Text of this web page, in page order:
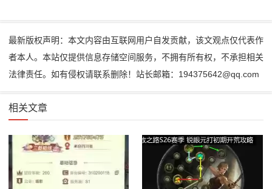
最新版权声明：本文内容由互联网用户自发贡献，该文观点仅代表作
者本人。本站仅提供信息存储空间服务，不拥有所有权，不承担相关
法律责任。如有侵权请联系删除！站长邮箱：194375642@qq.com
相关文章